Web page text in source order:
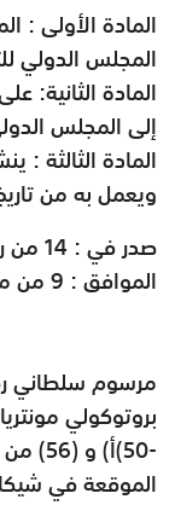
المادة الأولى :
المجلس الدولي
المادة الثانية:
إلى المجلس
المادة الثالثة :
ويعمل به من
صدر في : 14 من رجب سنة 1441 هـ
الموافق : 9 من مارس سنة 2020 م
مرسوم سلطاني رقم (
بروتوكولي
(50-
أ) و
الموقعة في